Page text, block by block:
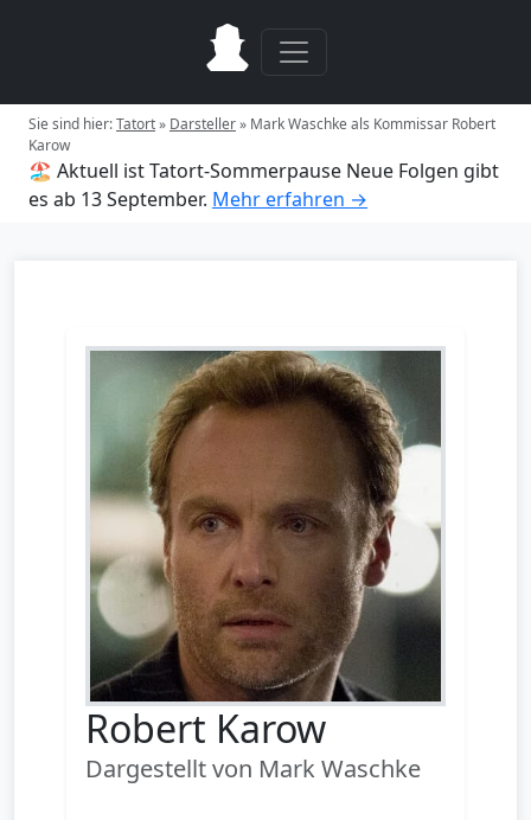
Sie sind hier:Tatort» Darsteller» Mark Waschke als Kommissar Robert
Karow
🏖️ Aktuell ist Tatort-Sommerpause Neue Folgen gibt
es ab 13 September. Mehr erfahren →
Robert Karow
Dargestellt von Mark Waschke